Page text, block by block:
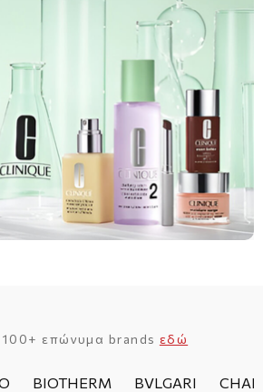
επώνυμα brands εδώ
BIOTHERM BVLGARI